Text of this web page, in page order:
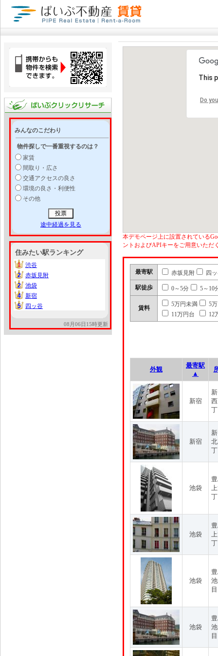
みんなのこだわり
物件探しで一番重視するのは？
家賃
間取り・広さ
交通アクセスの良さ
環境の良さ・利便性
その他
途中経過を見る
住みたい駅ランキング
1
1
渋谷
2
2
赤坂見附
2
2
池袋
4
4
新宿
5
5 四ッ谷
08月06日15時更新
This
Do
本デモページ上に設置されている
ントおよびAPIキーをご用意いただ
最寄駅 赤坂見附 四
駅徒歩 0～5分 5～10
賃料
5万円未満
5
11万円台
12
外観
最寄駅
▲
新宿
新宿
池袋
池袋
池袋
目
池袋